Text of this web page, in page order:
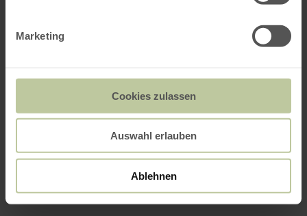
Marketing
Cookies zulassen
Auswahl erlauben
Ablehnen